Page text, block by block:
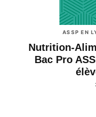
ASSP EN
Nutrition-
Bac Pro